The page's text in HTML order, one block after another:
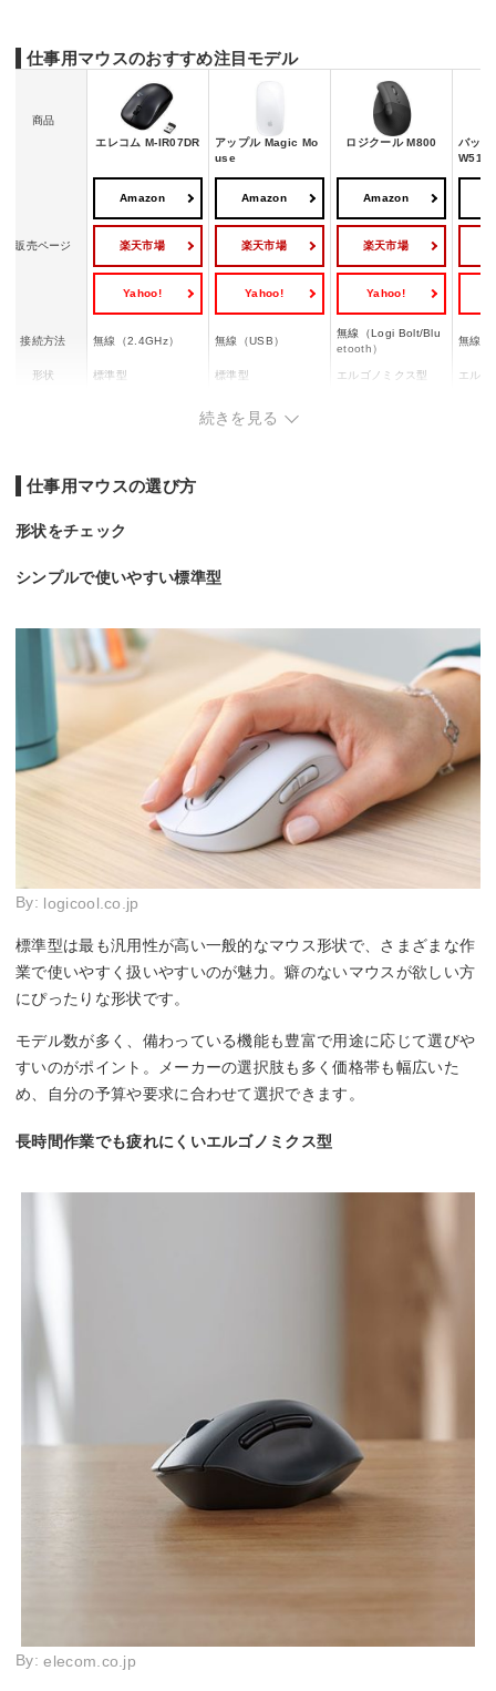
仕事用マウスのおすすめ注目モデル
商品
エレコム M-IR07DR
アップル Magic Mo
use
ロジクール M800
バッフ
販売ページ
Amazon
楽天市場
Yahoo!
Amazon
楽天市場
Yahoo!
Amazon
楽天市場
Yahoo!
接続方法 無線（2.4GHz） 無線（USB）
無線（Logi Bolt/Blu
etooth）
無線
形状 標準型 標準型 エルゴノミクス型 エル
充電式
重量 100g
続きを見る
仕事用マウスの選び方
形状をチェック
シンプルで使いやすい標準型
By: logicool.co.jp
標準型は最も汎用性が高い一般的なマウス形状で、さまざまな作
業で使いやすく扱いやすいのが魅力。癖のないマウスが欲しい方
にぴったりな形状です。
モデル数が多く、備わっている機能も豊富で用途に応じて選びや
すいのがポイント。メーカーの選択肢も多く価格帯も幅広いた
め、自分の予算や要求に合わせて選択できます。
長時間作業でも疲れにくいエルゴノミクス型
By:elecom.co.jp